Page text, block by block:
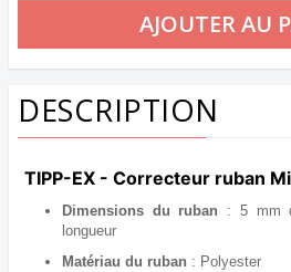
DESCRIPTION
TIPP-EX - Correcteur ruban
Dimensions du ruban : 5 mm
longueur
Matériau du ruban : Polyester